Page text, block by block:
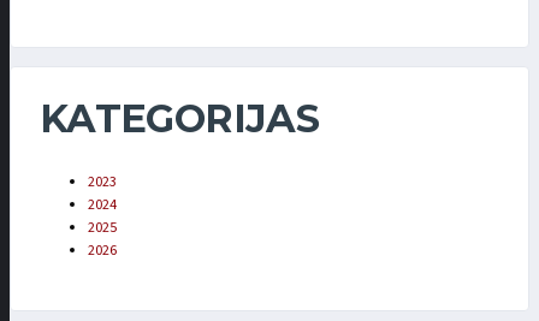
KATEGORIJAS
2023
2024
2025
2026